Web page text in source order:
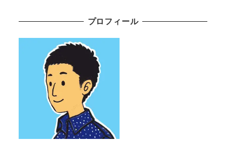
プロフィール